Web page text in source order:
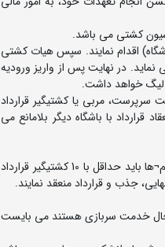
اقدام نمایند. سپس هیات کشتی
در نهایت پس از واریز ورودیه
لیگ خواهد داشت.
7-کشتی‎گیران، مربیان و سرپرستان می¬توانند فقط با یک تیم و در یک رشته آزاد یا فرنگی و فقط در یک مسئولیت سرپرست، مربی یا کشتی‎گیر قرارداد
با باشگاه دیگر بلامانع می
9- هر تیم می بایست برای 10 وزن، حداکثر با 30 کشتی‎گیر قرارداد منعقد نماید. تا ده روز قبل از شروع مسابقات تیم¬ها باید حداقل با 10 کشتی‎گیر قرارداد
حال خدمت سربازی هستند می بایست